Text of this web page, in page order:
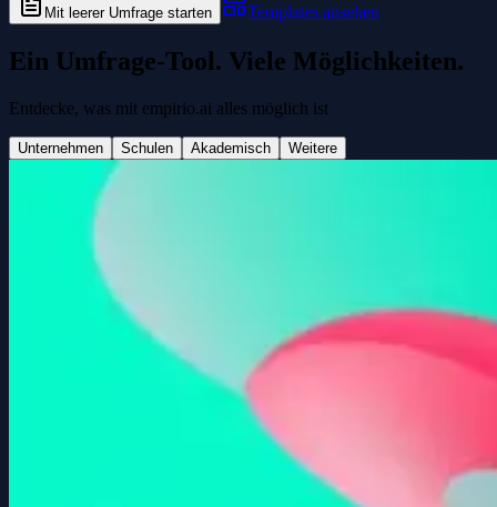
Mit leerer Umfrage starten Templates ansehen
Ein Umfrage-Tool. Viele Möglichkeiten.
Entdecke, was mit empirio.ai alles möglich ist
Unternehmen Schulen Akademisch Weitere